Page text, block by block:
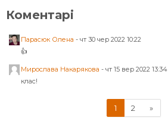
Коментарі
Парасюк Олена -чт 30 чер 2022 10:22
👍
Мирослава Накарякова -чт 15 вер 2022 13:34
клас!
1(поточний)
2 »Далі